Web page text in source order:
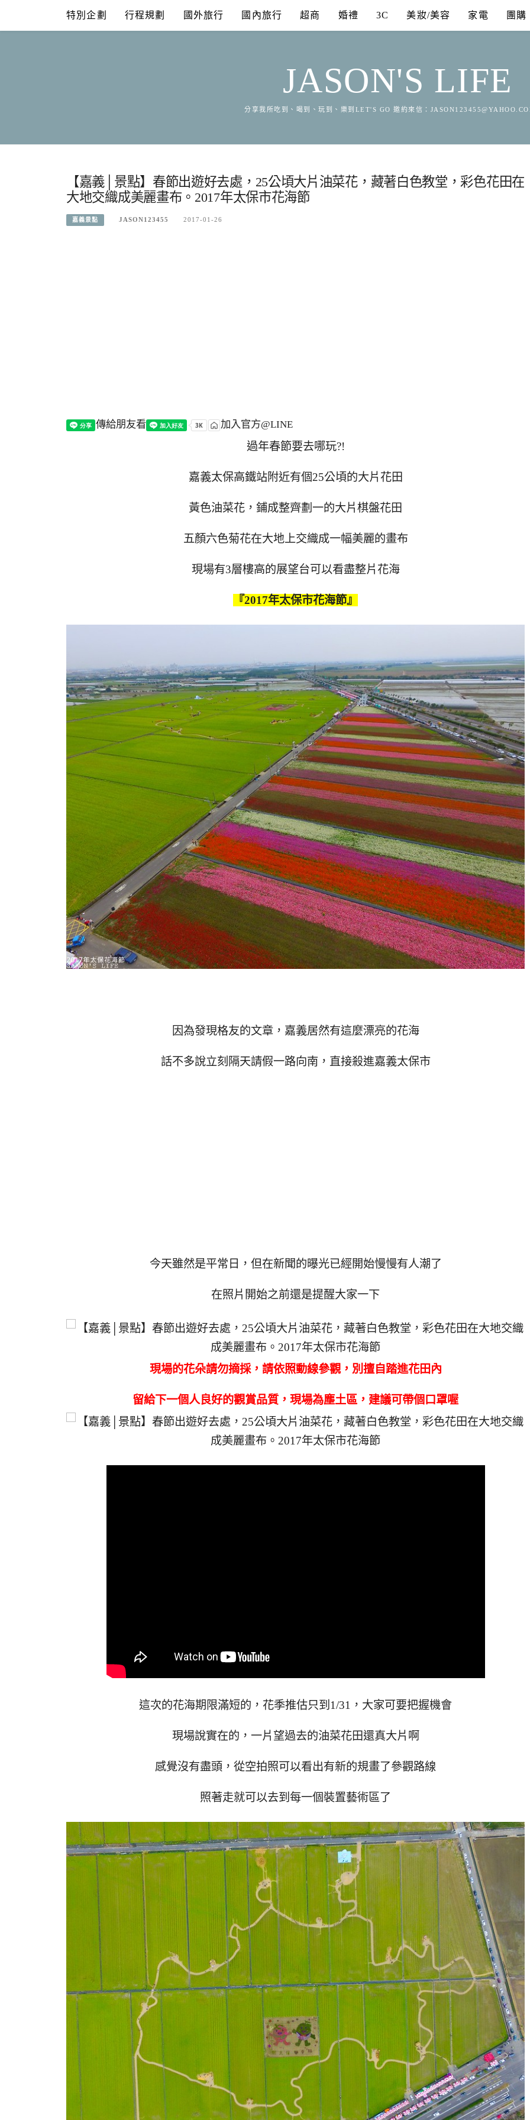
content
特別企劃 行程規劃 國外旅行 國內旅行 超商 婚禮 3C 美妝/美容 家電 團購
JASON'S LIFE
分享我所吃到、喝到、玩到、樂到LET'S GO 邀約來信：
【嘉義│景點】春節出遊好去處，25公頃大片油菜花，藏著白色教堂，彩色花田在
大地交織成美麗畫布。2017年太保市花海節
嘉義景點 JASON123455 2017-01-26
傳給朋友看 加入官方@LINE
過年春節要去哪玩?!
嘉義太保高鐵站附近有個25公頃的大片花田
黃色油菜花，鋪成整齊劃一的大片棋盤花田
五顏六色菊花在大地上交織成一幅美麗的畫布
現場有3層樓高的展望台可以看盡整片花海
『2017年太保市花海節』
因為發現格友的文章，嘉義居然有這麼漂亮的花海
話不多說立刻隔天請假一路向南，直接殺進嘉義太保市
今天雖然是平常日，但在新聞的曝光已經開始慢慢有人潮了
在照片開始之前還是提醒大家一下
現場的花朵請勿摘採，請依照動線參觀，別擅自踏進花田內
留給下一個人良好的觀賞品質，現場為塵土區，建議可帶個口罩喔
這次的花海期限滿短的，花季推估只到1/31，大家可要把握機會
現場說實在的，一片望過去的油菜花田還真大片啊
感覺沒有盡頭，從空拍照可以看出有新的規畫了參觀路線
照著走就可以去到每一個裝置藝術區了